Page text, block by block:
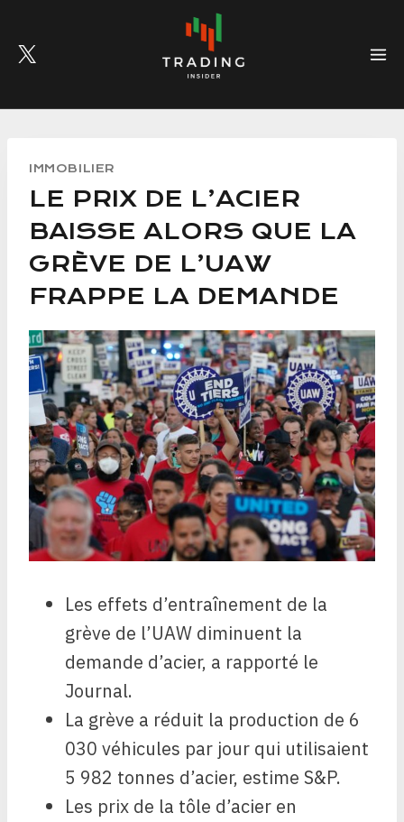
content
IMMOBILIER
LE PRIX DE L’ACIER
BAISSE ALORS QUE LA
GRÈVE DE L’UAW
FRAPPE LA DEMANDE
Les effets d’entraînement de la
grève de l’UAW diminuent la
demande d’acier, a rapporté le
Journal.
La grève a réduit la production de 6
030 véhicules par jour qui utilisaient
5 982 tonnes d’acier, estime S&P.
Les prix de la tôle d’acier en